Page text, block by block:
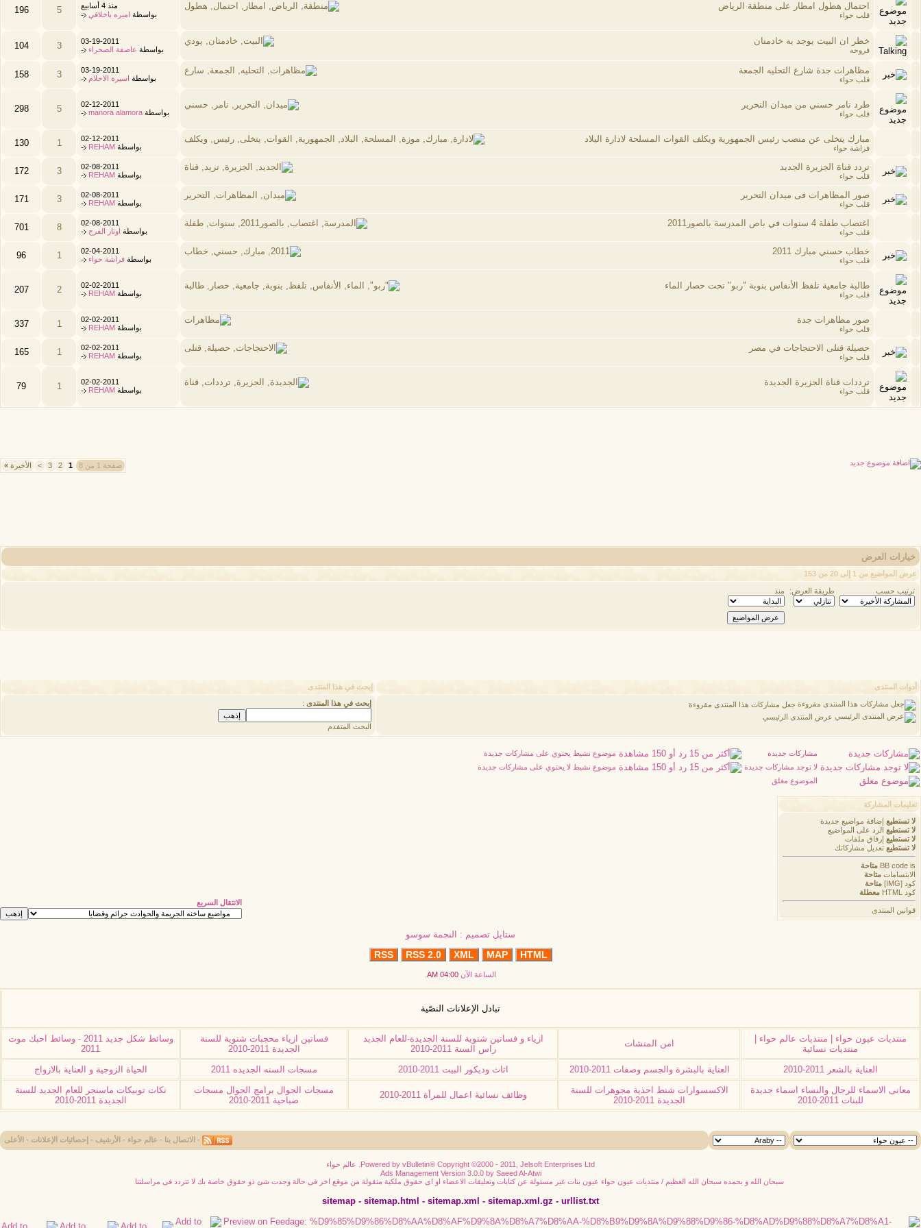
احتمال هطول امطار على منطقة الرياض
قلب حواء
منذ 4 أسابيع
بواسطة اميره باخلاقي 5
196
خطر ان البيت يوجد به خادمتان
فروحه
03-19-2011
بواسطة عاصفة الصحراء 3
104
مظاهرات جدة شارع التحليه الجمعة
قلب حواء
03-19-2011
بواسطة اسيرة الاحلام 3
158
طرد تامر حسني من ميدان التحرير
قلب حواء
02-12-2011
بواسطة manora alamora
5
298
مبارك يتخلى عن منصب رئيس الجمهورية ويكلف القوات المسلحة لادارة البلاد
فراشة حواء
02-12-2011
بواسطة REHAM
1
130
تردد قناة الجزيرة الجديد
قلب حواء
02-08-2011
بواسطة REHAM
3
172
صور المظاهرات فى ميدان التحرير
قلب حواء
02-08-2011
بواسطة REHAM
3
171
اغتصاب طفلة 4 سنوات في باص المدرسة بالصور2011
قلب حواء
02-08-2011
بواسطة اوتار الفرح 8
701
خطاب حسني مبارك 2011
قلب حواء
02-04-2011
بواسطة فراشة حواء 1
96
طالبة جامعية تلفظ الأنفاس بنوبة "ربو" تحت حصار الماء
قلب حواء
02-02-2011
بواسطة REHAM
2
207
صور مظاهرات جدة
قلب حواء
02-02-2011
بواسطة REHAM
1
337
حصيلة قتلى الاحتجاجات في مصر
قلب حواء
02-02-2011
بواسطة REHAM
1
165
ترددات قناة الجزيرة الجديدة
قلب حواء
02-02-2011
بواسطة REHAM
1
79
صفحة 1 من 8 1
2
3
> الأخيرة »
خيارات العرض
عرض المواضيع من 1 إلى 20 من 153
ترتيب حسب طريقة العرض: منذ
أدوات المنتدى إبحث في هذا المنتدى
جعل مشاركات هذا المنتدى مقروءة
عرض المنتدى الرئيسي
إبحث في هذا المنتدى :
البحث المتقدم
مشاركات جديدة
موضوع نشيط يحتوي على مشاركات جديدة
لا توجد مشاركات جديدة
موضوع نشيط لا يحتوي على مشاركات جديدة
الموضوع مغلق
تعليمات المشاركة
لا تستطيع إضافة مواضيع جديدة
لا تستطيع الرد على المواضيع
لا تستطيع إرفاق ملفات
لا تستطيع تعديل مشاركاتك
BB code is
متاحة
الابتسامات متاحة
كود [IMG]
متاحة
كود HTML
معطلة
قوانين المنتدى
الانتقال السريع
ستايل تصميم : النجمة سوسو
RSS RSS 2.0 XML MAP HTML
الساعة الآن 04:00 AM
تبادل الإعلانات النصّية
منتديات عيون حواء | منتديات عالم حواء |
منتديات نسائية
امن المنشات
ازياء و فساتين شتوية للسنة الجديدة-للعام الجديد
راس السنة 2011-2010
فساتين ازياء محجبات شتوية للسنة
الجديدة 2011-2010
وسائط شكل جديد 2011 - وسائط احبك موت
2011
العناية بالشعر 2011-2010
العناية بالبشرة والجسم وصفات 2011-2010 اثاث وديكور البيت 2011-2010 مسجات السنه الجديده 2011
الحياة الزوجية و العناية بالازواج
معانى الاسماء للرجال والنساء اسماء جديدة
للبنات 2011-2010
الاكسسوارات شنط احذية مجوهرات للسنة
الجديدة 2011-2010
وظائف نسائية اعمال للمرأة 2011-2010
مسجات الجوال برامج الجوال مسجات
صباحية 2011-2010
نكات توبيكات ماسنجر للعام الجديد للسنة
الجديدة 2011-2010
- الاتصال بنا - عالم حواء - الأرشيف - إحصائيات الإعلانات - الأعلى
Powered by vBulletin® Copyright ©2000 - 2011, Jelsoft Enterprises Ltd.
عالم حواء
Ads Management Version 3.0.0 by Saeed Al-Atwi
سبحان الله و بحمده سبحان الله العظيم / منتديات عيون حواء عيون بنات غير مسئولة عن كتابات وتعليقات الاعضاء او اى حقوق ملكية منقولة من موقع اخر فى حالة وجدت شئ ذو حقوق خاصة بك لا تتردد فى مراسلتنا
sitemap - sitemap.html - sitemap.xml - sitemap.xml.gz - urllist.txt